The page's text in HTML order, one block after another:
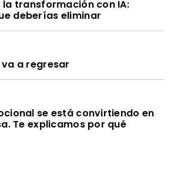
la transformación con IA:
deberías eliminar
a regresar
se está convirtiendo en
Te explicamos por qué